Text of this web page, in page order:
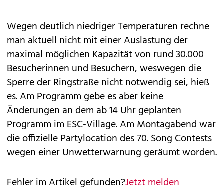
Wegen deutlich niedriger Temperaturen rechne
man aktuell nicht mit einer Auslastung der
maximal möglichen Kapazität von rund 30.000
Besucherinnen und Besuchern, weswegen die
Sperre der Ringstraße nicht notwendig sei, hieß
es. Am Programm gebe es aber keine
Änderungen an dem ab 14 Uhr geplanten
Programm im ESC-Village. Am Montagabend war
die offizielle Partylocation des 70. Song Contests
wegen einer Unwetterwarnung geräumt worden.
Fehler im Artikel gefunden?Jetzt melden